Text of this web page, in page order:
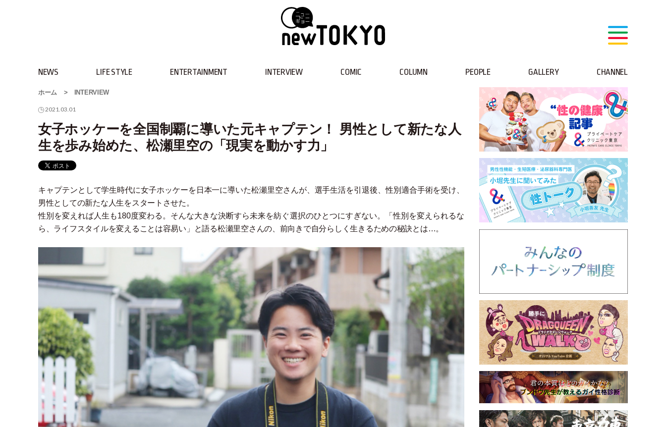
NEWS LIFE STYLE ENTERTAINMENT INTERVIEW COMIC COLUMN PEOPLE GALLERY CHANNEL
ホーム > INTERVIEW
2021.03.01
女子ホッケーを全国制覇に導いた元キャプテン！ 男性として新たな人
生を歩み始めた、松瀬里空の「現実を動かす力」
キャプテンとして学生時代に女子ホッケーを日本一に導いた松瀬里空さんが、選手生活を引退後、性別適合手術を受け、
男性としての新たな人生をスタートさせた。
性別を変えれば人生も180度変わる。そんな大きな決断すら未来を紡ぐ選択のひとつにすぎない。
「性別を変えられるな
ら、ライフスタイルを変えることは容易い 」 と語る松瀬里空さんの、前向きで自分らしく生きるための秘訣とは…。